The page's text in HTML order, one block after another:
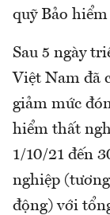
quỹ Bảo
Sau 5 ngày
Việt Nam đã
giảm mức
hiểm thất
1/10/21 đến
nghiệp
động) với